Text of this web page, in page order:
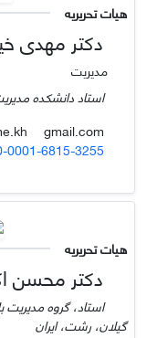
هیات تحریریه
دکتر مهدی
مدیریت
استاد دانشکده
gmail.com
0001-6815-3255
هیات تحریریه
دکتر محسن
استاد، گروه مدیریت
گیلان، رشت، ایران